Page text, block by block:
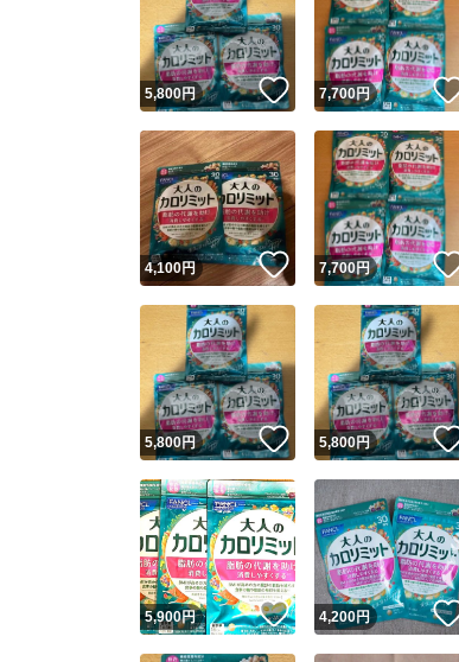
5,800円 いいね！
7,700円
4,100円 いいね！
7,700円
5,800円 いいね！
5,800円
5,900円 いいね！
4,200円